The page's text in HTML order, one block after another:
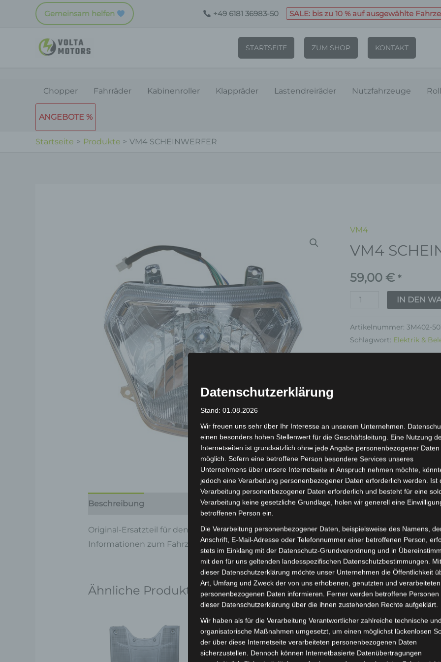
Gemeinsam helfen +49 6181 36983-50 SALE: bis zu 10 % auf ausgewählte
STARTSEITE ZUM SHOP KONTAKT
Chopper Fahrräder Kabinenroller Klappräder Lastendreiräder Nutzfahrzeuge
ANGEBOTE %
Startseite Produkte VM4 SCHEINWERFER
VM4
VM4
59,00 € *
VM4
SCHEINWERFER
IN DEN
Artikelnummer:3M402-
Schlagwort: Elektrik &
inkl. 19 % MwSt.
Lieferzeit:Versandfertig
Beschreibung Produktsicherheit Rezensionen (0)
Original-Ersatzteil für den 3-Rad Seniorenmobil VM4. Scheinwerfer für optimale
Informationen zum Fahrzeug findest du hier:Volta Motor 3-Rad Seniorenmobil VM4.
Ähnliche Produkte
Datenschutzerklärung
Stand: 01.08.2026
Wir freuen uns sehr über Ihr Interesse an unserem Unternehmen.
einen besonders hohen Stellenwert für die Geschäftsleitung. Eine Nutzung
Internetseiten ist grundsätzlich ohne jede Angabe personenbezogener Daten
möglich. Sofern eine betroffene Person besondere Services unseres
Unternehmens über unsere Internetseite in Anspruch nehmen möchte,
jedoch eine Verarbeitung personenbezogener Daten erforderlich werden. Ist
Verarbeitung personenbezogener Daten erforderlich und besteht für eine
Verarbeitung keine gesetzliche Grundlage, holen wir generell eine
betroffenen Person ein.
Die Verarbeitung personenbezogener Daten, beispielsweise des Namens,
Anschrift, E-Mail-Adresse oder Telefonnummer einer betroffenen Person,
stets im Einklang mit der Datenschutz-Grundverordnung und in
mit den für uns geltenden landesspezifischen Datenschutzbestimmungen.
dieser Datenschutzerklärung möchte unser Unternehmen die Öffentlichkeit
Art, Umfang und Zweck der von uns erhobenen, genutzten und verarbeiteten
personenbezogenen Daten informieren. Ferner werden betroffene Personen
dieser Datenschutzerklärung über die ihnen zustehenden Rechte aufgeklärt.
Wir haben als für die Verarbeitung Verantwortlicher zahlreiche technische und
organisatorische Maßnahmen umgesetzt, um einen möglichst lückenlosen
der über diese Internetseite verarbeiteten personenbezogenen Daten
sicherzustellen. Dennoch können Internetbasierte Datenübertragungen